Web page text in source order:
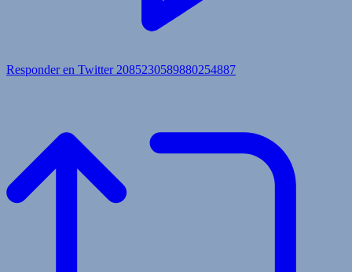
Responder en Twitter 2085230589880254887